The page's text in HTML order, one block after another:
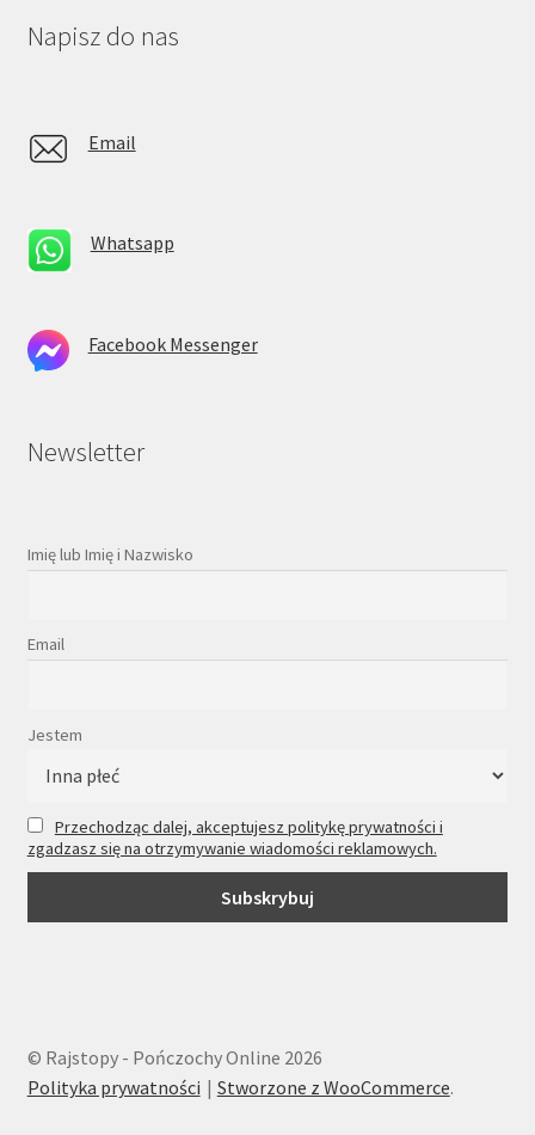
Napisz do nas
Email
Whatsapp
Facebook Messenger
Newsletter
Imię lub Imię i Nazwisko
Email
Jestem
Przechodząc dalej, akceptujesz politykę prywatności i
zgadzasz się na otrzymywanie wiadomości reklamowych.
© Rajstopy - Pończochy Online 2026
Polityka prywatności
Stworzone z WooCommerce.